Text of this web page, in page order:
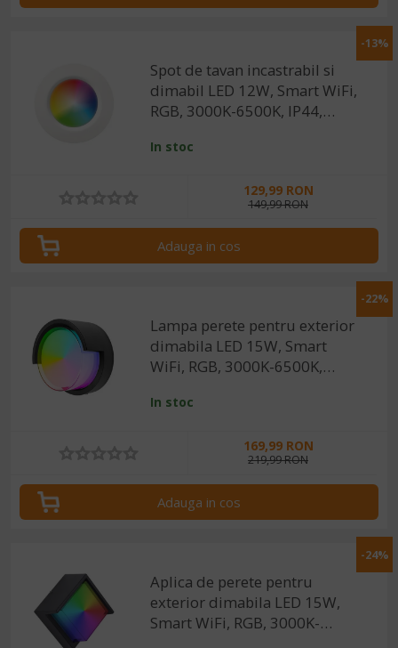
-13%
Spot de tavan incastrabil si
dimabil LED 12W, Smart WiFi,
RGB, 3000K-6500K, IP44,
Tuya/SmartLife
In stoc
129,99 RON
149,99 RON
Adauga in cos
-22%
Lampa perete pentru exterior
dimabila LED 15W, Smart
WiFi, RGB, 3000K-6500K,
Tuya/SmartLife
In stoc
169,99 RON
219,99 RON
Adauga in cos
-24%
Aplica de perete pentru
exterior dimabila LED 15W,
Smart WiFi, RGB, 3000K-